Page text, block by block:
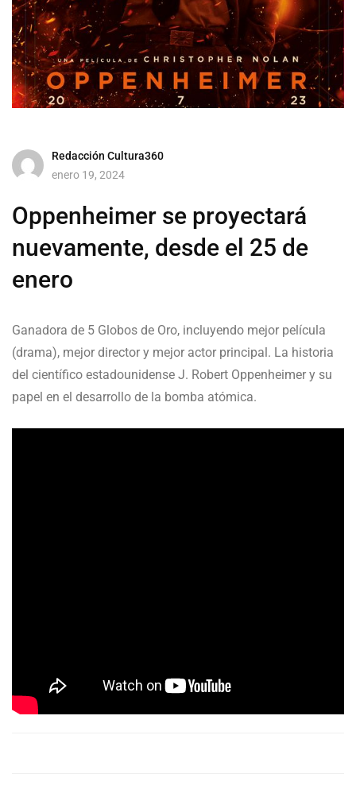
Redacción Cultura360
enero 19, 2024
Oppenheimer se proyectará
nuevamente, desde el 25 de
enero
Ganadora de 5 Globos de Oro, incluyendo mejor película
(drama), mejor director y mejor actor principal. La historia
del científico estadounidense J. Robert Oppenheimer y su
papel en el desarrollo de la bomba atómica.